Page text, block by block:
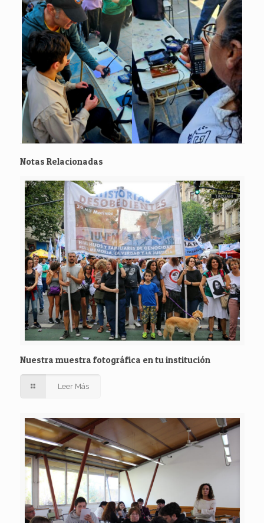
Notas Relacionadas
Nuestra muestra fotográfica en tu institución
Leer Más